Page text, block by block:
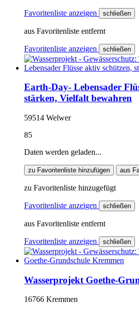
Favoritenliste anzeigen schließen
aus Favoritenliste entfernt
Favoritenliste anzeigen schließen
Earth-Day- Lebensader
stärken, Vielfalt bewahren
59514 Welwer
85
Daten werden geladen...
zu Favoritenliste hinzufügen aus
zu Favoritenliste hinzugefügt
Favoritenliste anzeigen schließen
aus Favoritenliste entfernt
Favoritenliste anzeigen schließen
Wasserprojekt Goethe-
16766 Kremmen